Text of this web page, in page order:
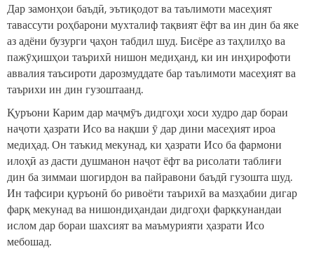
Дар замонҳои баъдӣ, эътиқодот ва таълимоти масеҳият
тавассути роҳбарони мухталиф тақвият ёфт ва ин дин ба яке
аз адёни бузурги ҷаҳон табдил шуд. Бисёре аз таҳлилҳо ва
пажӯҳишҳои таърихӣ нишон медиҳанд, ки ин инҳирофоти
аввалия таъсироти дарозмуддате бар таълимоти масеҳият ва
таърихи ин дин гузоштаанд.
Қуръони Карим дар маҷмӯъ дидгоҳи хоси худро дар бораи
наҷоти ҳазрати Исо ва нақши ӯ дар дини масеҳият ироа
медиҳад. Он таъкид мекунад, ки ҳазрати Исо ба фармони
илоҳӣ аз дасти душманон наҷот ёфт ва рисолати таблиғи
дин ба зиммаи шогирдон ва пайравони баъдӣ гузошта шуд.
Ин тафсири қуръонӣ бо ривоёти таърихӣ ва мазҳабии дигар
фарқ мекунад ва нишондиҳандаи дидгоҳи фарқкунандаи
ислом дар бораи шахсият ва маъмурияти ҳазрати Исо
мебошад.